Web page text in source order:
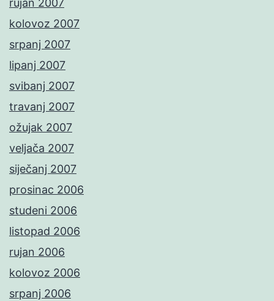
rujan 2007
kolovoz 2007
srpanj 2007
lipanj 2007
svibanj 2007
travanj 2007
ožujak 2007
veljača 2007
siječanj 2007
prosinac 2006
studeni 2006
listopad 2006
rujan 2006
kolovoz 2006
srpanj 2006